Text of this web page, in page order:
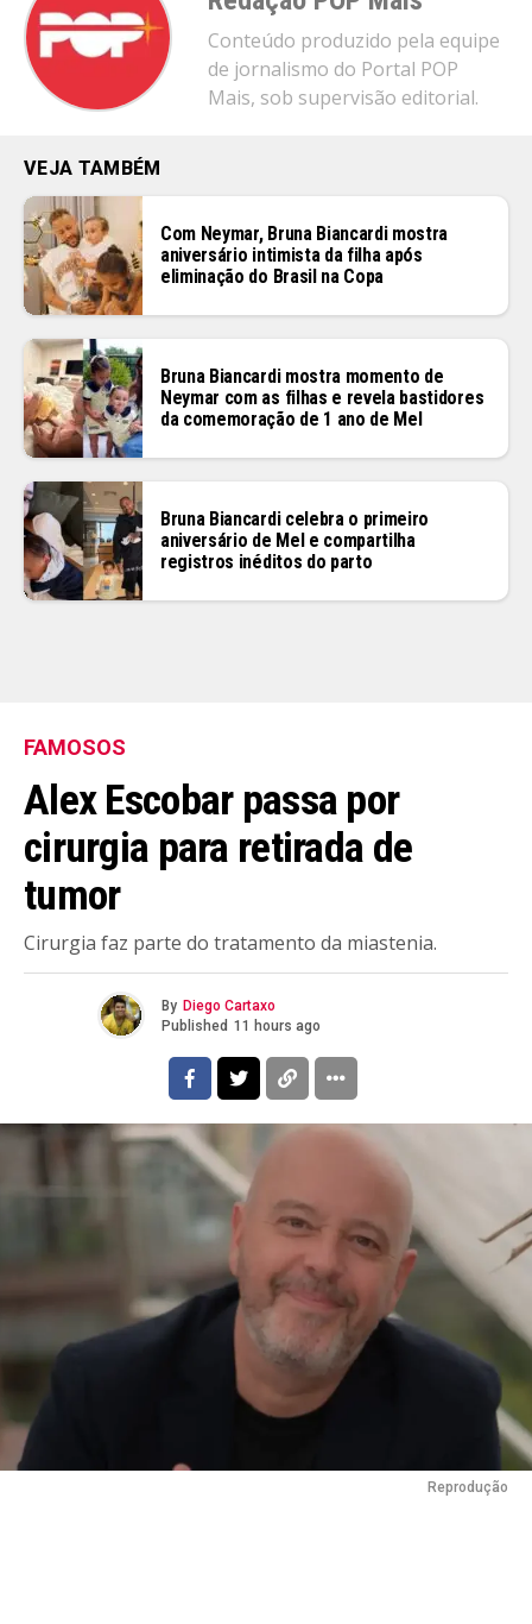
Conteúdo produzido pela equipe
de jornalismo do Portal POP
Mais, sob supervisão editorial.
VEJA TAMBÉM
Com Neymar, Bruna Biancardi mostra
aniversário intimista da filha após
eliminação do Brasil na Copa
Bruna Biancardi mostra momento de
Neymar com as filhas e revela bastidores
da comemoração de 1 ano de Mel
Bruna Biancardi celebra o primeiro
aniversário de Mel e compartilha
registros inéditos do parto
FAMOSOS
Alex Escobar passa por
cirurgia para retirada de
tumor
Cirurgia faz parte do tratamento da miastenia.
By Diego Cartaxo
Published 11 hours ago
Reprodução